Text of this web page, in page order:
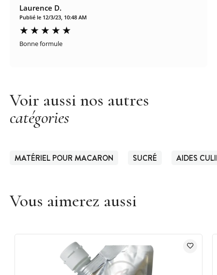
Laurence D.
Publié le 12/3/23, 10:48 AM
Bonne formule
Voir aussi nos autres
catégories
MATÉRIEL POUR MACARON SUCRÉ AIDES
Vous aimerez aussi